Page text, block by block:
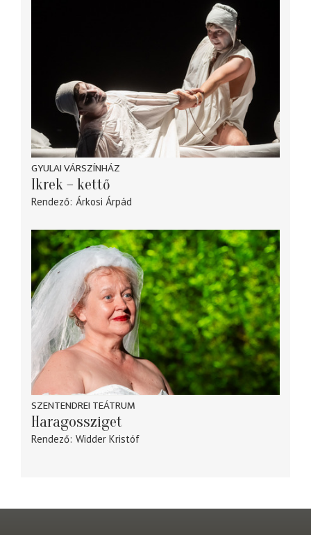
GYULAI VÁRSZÍNHÁZ
Ikrek – kettő
Rendező Árkosi Árpád
SZENTENDREI TEÁTRUM
Haragossziget
Rendező Widder Kristóf